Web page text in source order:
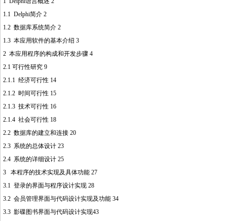
1.1 Delphi简介 2
1.2 数据库系统简介 2
1.3 本应用软件的基本介绍 3
2 本应用程序的构成和开发步骤 4
2.1 可行性研究 9
2.1.1 经济可行性 14
2.1.2 时间可行性 15
2.1.3 技术可行性 16
2.1.4 社会可行性 18
2.2 数据库的建立和连接 20
2.3 系统的总体设计 23
2.4 系统的详细设计 25
3 本程序的技术实现及具体功能 27
3.1 登录的界面与程序设计实现 28
3.2 会员管理界面与代码设计实现及功能 34
3.3 影碟图书界面与代码设计实现43